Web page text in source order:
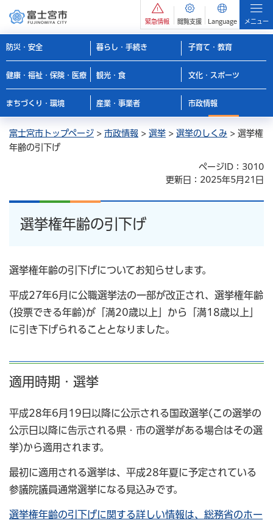
緊急情報 閲覧支援 Language メニュー
防災・安全 暮らし・手続き 子育て・教育
健康・福祉・保険・医療 観光・食 文化・スポーツ
まちづくり・環境 産業・事業者 市政情報
富士宮市トップページ > 市政情報 > 選挙 > 選挙のしくみ > 選挙権
年齢の引下げ
ページID：3010
更新日：2025年5月21日
選挙権年齢の引下げ
選挙権年齢の引下げについてお知らせします。
平成27年6月に公職選挙法の一部が改正され、選挙権年齢
(投票できる年齢)が「満20歳以上」から「満18歳以上」
に引き下げられることとなりました。
適用時期・選挙
平成28年6月19日以降に公示される国政選挙(この選挙の
公示日以降に告示される県・市の選挙がある場合はその選
挙)から適用されます。
最初に適用される選挙は、平成28年夏に予定されている
参議院議員通常選挙になる見込みです。
選挙権年齢の引下げに関する詳しい情報は、総務省のホー